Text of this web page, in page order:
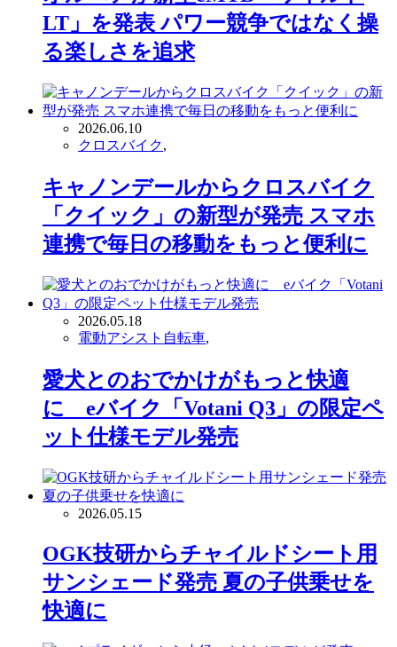
LT」を発表 パワー競争ではなく操
る楽しさを追求
2026.06.10
クロスバイク,
キャノンデールからクロスバイク
「クイック」の新型が発売 スマホ
連携で毎日の移動をもっと便利に
2026.05.18
電動アシスト自転車,
愛犬とのおでかけがもっと快適
に eバイク「Votani Q3」の限定ペ
ット仕様モデル発売
2026.05.15
OGK技研からチャイルドシート用
サンシェード発売 夏の子供乗せを
快適に